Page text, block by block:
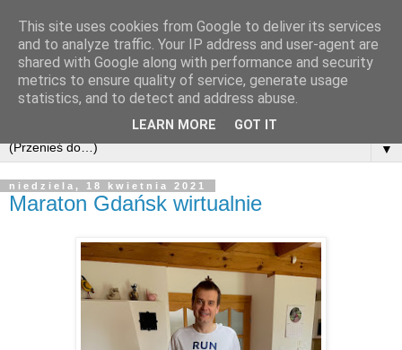
▼
niedziela, 18 kwietnia 2021
Maraton Gdańsk wirtualnie
This site uses cookies from Google to deliver its services
and to analyze traffic. Your IP address and user-agent are
shared with Google along with performance and security
metrics to ensure quality of service, generate usage
statistics, and to detect and address abuse.
LEARN MORE GOT IT